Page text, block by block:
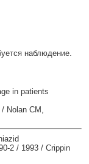
наблюдение.
in patients
Nolan CM,
2 / 1993 / Crippin